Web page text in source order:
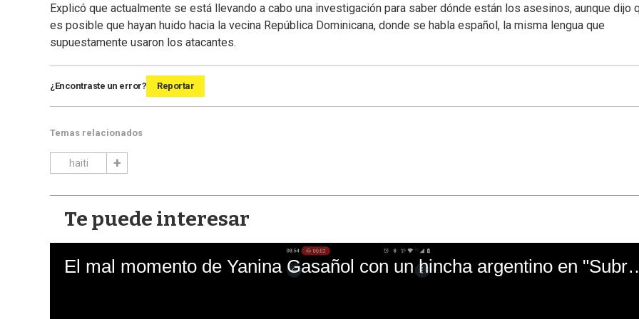
Explicó que actualmente se está llevando a cabo una investigación para saber dónde están los asesinos, aunque dijo
es posible que hayan huido hacia la vecina República Dominicana, donde se habla español, la misma lengua que
supuestamente usaron los atacantes.
¿Encontraste un error? Reportar
Temas relacionados
haiti
Te puede interesar
El mal momento de Yanina